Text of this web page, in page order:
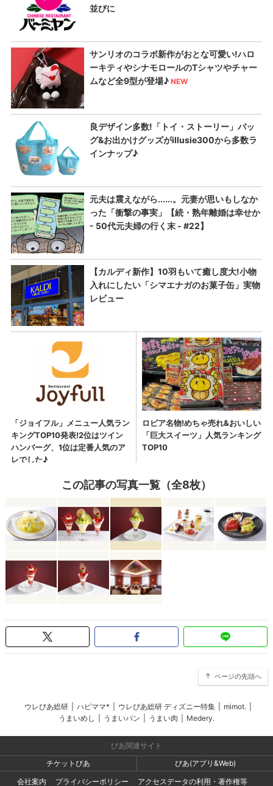
この記事の写真一覧（全8枚）
ページの先頭へ
ウレぴあ総研 ハピママ* ウレぴあ総研 ディズニー特集 mimot.
うまいめし
うまいパン うまい肉 Medery.
ぴあ関連サイト
チケットぴあ
ぴあ(アプリ&Web)
会社案内
プライバシーポリシー アクセスデータの利用・著作権等